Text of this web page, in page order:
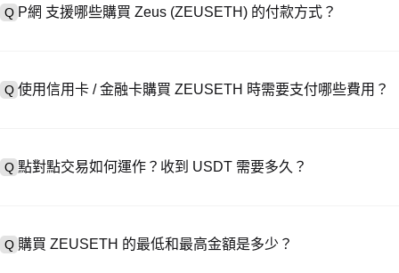
Q P網 支援哪些購買 Zeus (ZEUSETH) 的付款方式？
易，提供客製化報價。
Q 使用信用卡 / 金融卡購買 ZEUSETH 時需要支付哪些費用？
Q 點對點交易如何運作？收到 USDT 需要多久？
Q 購買 ZEUSETH 的最低和最高金額是多少？